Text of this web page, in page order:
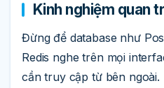
Kinh nghiệm quan
Đừng để database như
Redis nghe trên mọi
cần truy cập từ bên ngoài.